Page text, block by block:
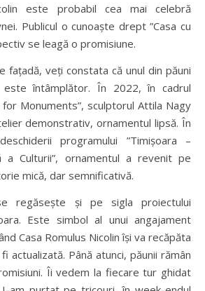
este probabil cea mai celebră
Publicul o cunoaște drept ”Casa cu
se leagă o promisiune.
fațadă, veți constata că unul din păuni
întâmplător. În 2022, în cadrul
for Monuments”, sculptorul Attila Nagy
demonstrativ, ornamentul lipsă. În
programului ”Timișoara –
a Culturii”, ornamentul a revenit pe
mică, dar semnificativă.
regăsește și pe sigla proiectului
Este simbol al unui angajament
Casa Romulus Nicolin își va recăpăta
actualizată. Până atunci, păunii rămân
Îi vedem la fiecare tur ghidat